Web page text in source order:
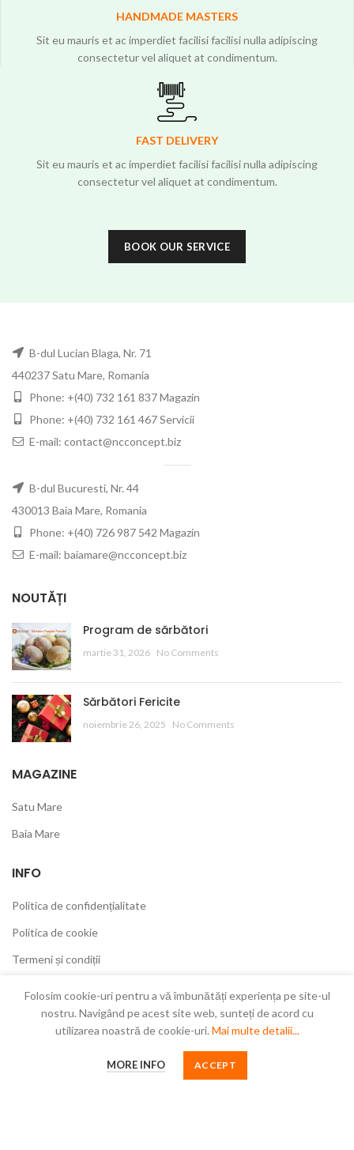
HANDMADE MASTERS
Sit eu mauris et ac imperdiet facilisi facilisi nulla adipiscing
consectetur vel aliquet at condimentum.
FAST DELIVERY
Sit eu mauris et ac imperdiet facilisi facilisi nulla adipiscing
consectetur vel aliquet at condimentum.
BOOK OUR SERVICE
B-dul Lucian Blaga, Nr. 71
440237 Satu Mare, Romania
Phone: +(40) 732 161 837 Magazin
Phone: +(40) 732 161 467 Servicii
E-mail: contact@ncconcept.biz
B-dul Bucuresti, Nr. 44
430013 Baia Mare, Romania
Phone: +(40) 726 987 542 Magazin
E-mail: baiamare@ncconcept.biz
NOUTĂȚI
Program de sărbători
martie 31, 2026 No Comments
Sărbători Fericite
noiembrie 26, 2025 No Comments
MAGAZINE
Satu Mare
Baia Mare
INFO
Politica de confidențialitate
Politica de cookie
Termeni și condiții
Folosim cookie-uri pentru a vă îmbunătăți experiența pe site-ul
nostru. Navigând pe acest site web, sunteți de acord cu
utilizarea noastră de cookie-uri. Mai multe detalii...
MORE INFO ACCEPT